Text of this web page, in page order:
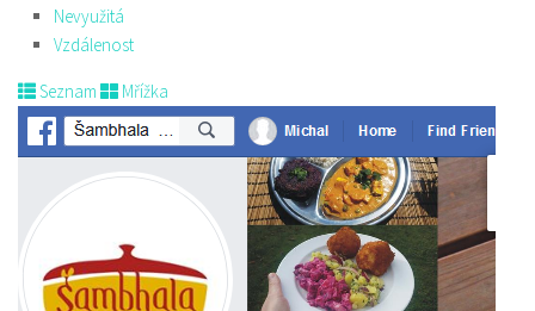
Nevyužitá
Vzdálenost
Seznam Mřížka